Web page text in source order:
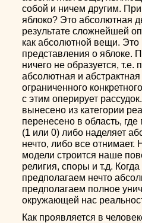
собой и ничем другим.
яблоко? Это абсолютная
результате сложнейшей
как абсолютной вещи.
представления о яблоке.
ничего не образуется, т.е.
абсолютная и
ограниченного
с этим оперирует
вынесено из категории
перенесено в область,
(1 или 0) либо наделяет
нечто, либо все отнимает.
модели строится наше
религия, споры и т.д.
предполагаем нечто
предполагаем полное
окружающей нас
Как проявляется в